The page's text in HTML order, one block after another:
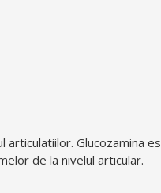
Glucozamina
de la nivelul articular.